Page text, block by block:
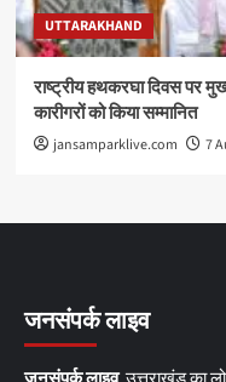
UTTARAKHAND
राष्ट्रीय हथकरघा दिवस पर
कारीगरों को किया सम्मानित
jansamparklive.com 7
जनसंपर्क लाइव
जनसंपर्क लाइवउत्तराखंड का